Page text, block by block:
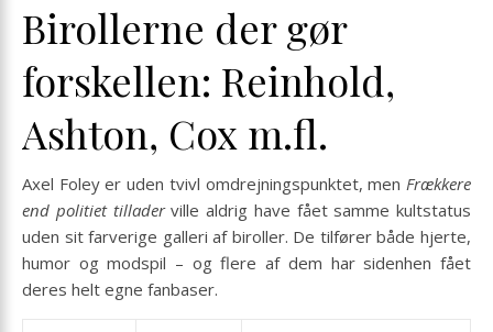
Birollerne der gør
forskellen: Reinhold,
Ashton, Cox m.fl.
Axel Foley er uden tvivl omdrejningspunktet, men Frækkere
end politiet tilladerville aldrig have fået samme kultstatus
uden sit farverige galleri af biroller. De tilfører både hjerte,
humor og modspil – og flere af dem har sidenhen fået
deres helt egne fanbaser.